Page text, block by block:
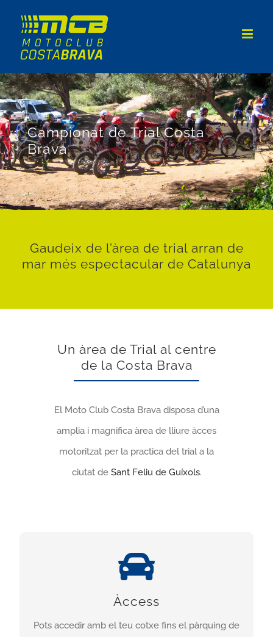
content
Campionat de Trial Costa
Brava
Gaudeix de l’àrea de trial arran de
mar més espectacular de Catalunya
Un àrea de Trial al centre
de la Costa Brava
El Moto Club Costa Brava disposa d’una
amplia i magnifica àrea de lliure àcces
motoritzat per la practica del trial a la
ciutat de Sant Feliu de Guíxols.
Àccess
Pots accedir amb el teu cotxe fins el pàrquing de
FÀCIL ÀCCESS
Pots accedir amb el teu cotxe fàcilment a l’ampli